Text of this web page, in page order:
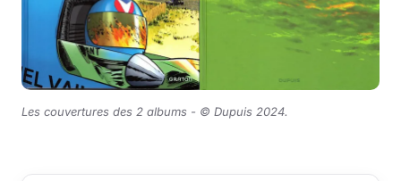
Les couvertures des 2 albums - © Dupuis 2024.